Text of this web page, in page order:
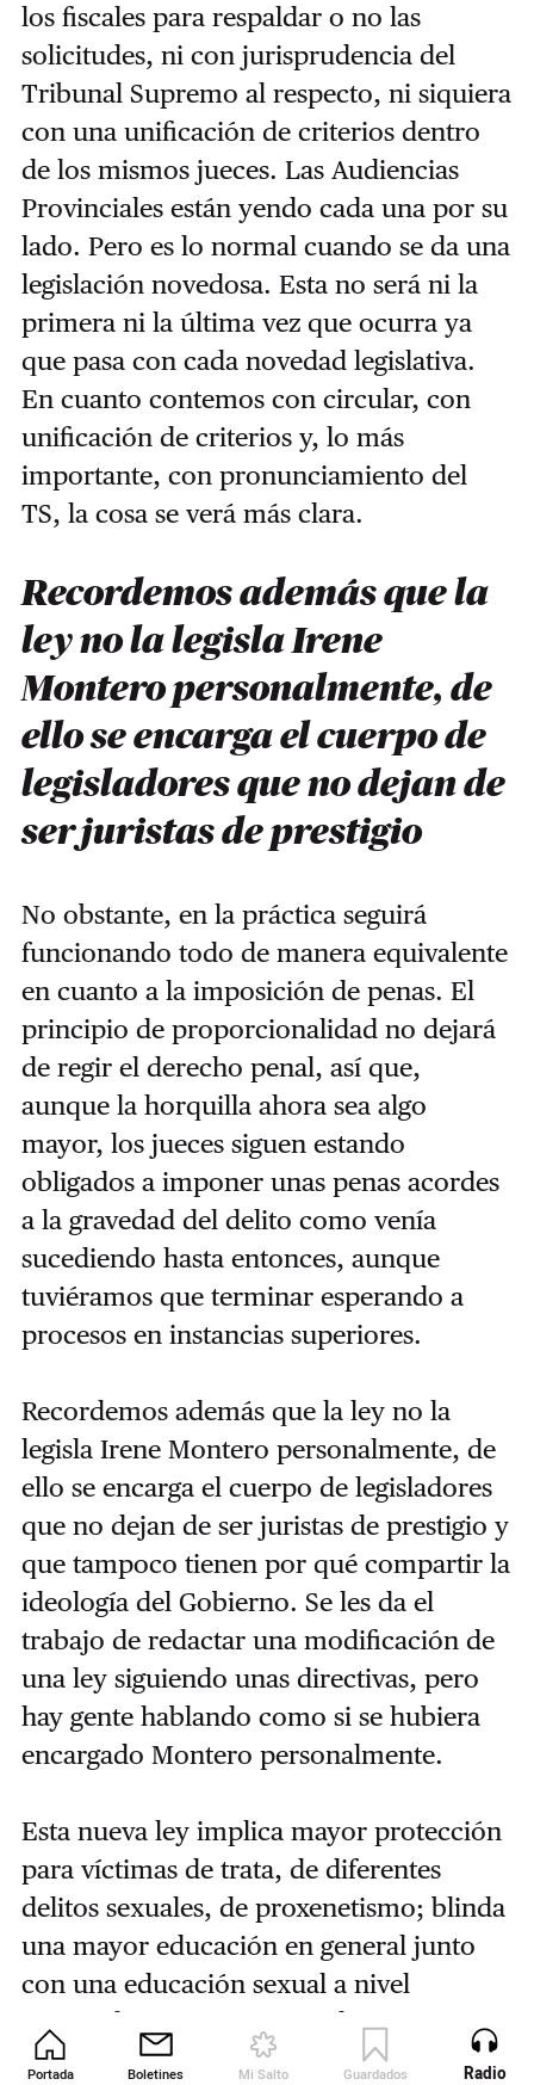
Portada Boletines Mi Salto Guardados Revista
los fiscales para respaldar o no las
solicitudes, ni con jurisprudencia del
Tribunal Supremo al respecto, ni siquiera
con una unificación de criterios dentro
de los mismos jueces. Las Audiencias
Provinciales están yendo cada una por su
lado. Pero es lo normal cuando se da una
legislación novedosa. Esta no será ni la
primera ni la última vez que ocurra ya
que pasa con cada novedad legislativa.
En cuanto contemos con circular, con
unificación de criterios y, lo más
importante, con pronunciamiento del
TS, la cosa se verá más clara.
Recordemos además que la
ley no la legisla Irene
Montero personalmente, de
ello se encarga el cuerpo de
legisladores que no dejan de
ser juristas de prestigio
No obstante, en la práctica seguirá
funcionando todo de manera equivalente
en cuanto a la imposición de penas. El
principio de proporcionalidad no dejará
de regir el derecho penal, así que,
aunque la horquilla ahora sea algo
mayor, los jueces siguen estando
obligados a imponer unas penas acordes
a la gravedad del delito como venía
sucediendo hasta entonces, aunque
tuviéramos que terminar esperando a
procesos en instancias superiores.
Recordemos además que la ley no la
legisla Irene Montero personalmente, de
ello se encarga el cuerpo de legisladores
que no dejan de ser juristas de prestigio y
que tampoco tienen por qué compartir la
ideología del Gobierno. Se les da el
trabajo de redactar una modificación de
una ley siguiendo unas directivas, pero
hay gente hablando como si se hubiera
encargado Montero personalmente.
Esta nueva ley implica mayor protección
para víctimas de trata, de diferentes
delitos sexuales, de proxenetismo; blinda
una mayor educación en general junto
con una educación sexual a nivel
nacional en transposición de una
Directiva Comunitaria, por lo que ahora
Radio